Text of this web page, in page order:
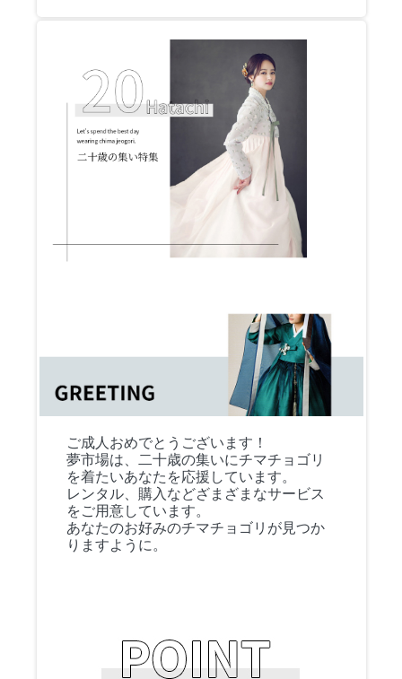
ご成人おめでとうございます！
夢市場は、二十歳の集いにチマチョゴリ
を着たいあなたを応援しています。
レンタル、購入などざまざまなサービス
をご用意しています。
あなたのお好みのチマチョゴリが見つか
りますように。